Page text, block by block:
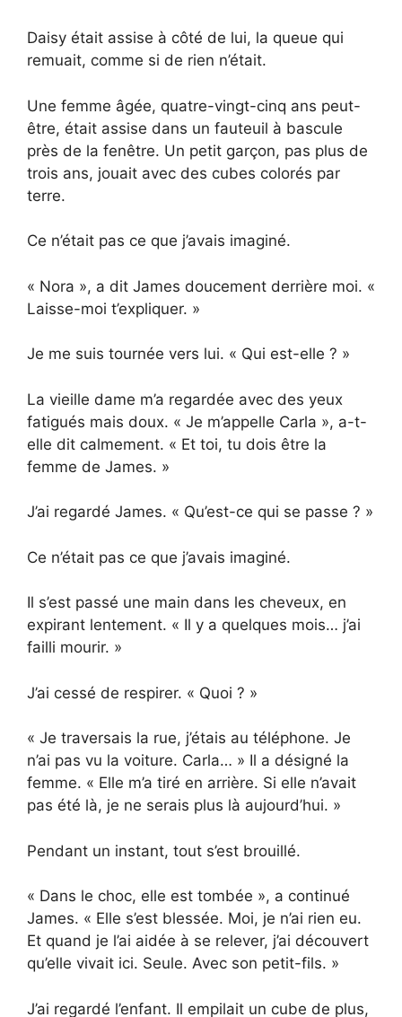
Daisy était assise à côté de lui, la queue qui
remuait, comme si de rien n’était.
Une femme âgée, quatre-vingt-cinq ans peut-
être, était assise dans un fauteuil à bascule
près de la fenêtre. Un petit garçon, pas plus de
trois ans, jouait avec des cubes colorés par
terre.
Ce n’était pas ce que j’avais imaginé.
« Nora », a dit James doucement derrière moi. «
Laisse-moi t’expliquer. »
Je me suis tournée vers lui. « Qui est-elle ? »
La vieille dame m’a regardée avec des yeux
fatigués mais doux. « Je m’appelle Carla », a-t-
elle dit calmement. « Et toi, tu dois être la
femme de James. »
J’ai regardé James. « Qu’est-ce qui se passe ? »
Ce n’était pas ce que j’avais imaginé.
Il s’est passé une main dans les cheveux, en
expirant lentement. « Il y a quelques mois… j’ai
failli mourir. »
J’ai cessé de respirer. « Quoi ? »
« Je traversais la rue, j’étais au téléphone. Je
n’ai pas vu la voiture. Carla… » Il a désigné la
femme. « Elle m’a tiré en arrière. Si elle n’avait
pas été là, je ne serais plus là aujourd’hui. »
Pendant un instant, tout s’est brouillé.
« Dans le choc, elle est tombée », a continué
James. « Elle s’est blessée. Moi, je n’ai rien eu.
Et quand je l’ai aidée à se relever, j’ai découvert
qu’elle vivait ici. Seule. Avec son petit-fils. »
J’ai regardé l’enfant. Il empilait un cube de plus,